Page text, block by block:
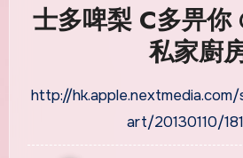
士多啤梨 C多畀你
私家廚
http://hk.apple.nextmedia.com/supplement/food/
art/20130110/